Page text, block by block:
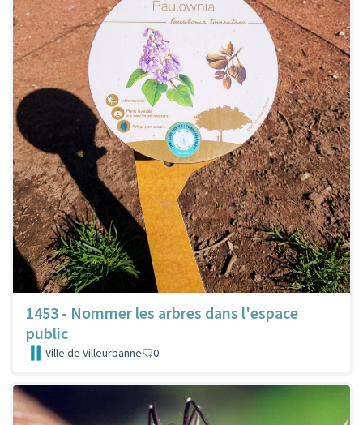
1453 - Nommer les arbres dans l'espace
public
Ville de Villeurbanne 0